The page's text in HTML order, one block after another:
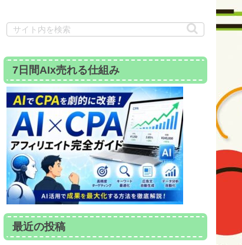
7日間AIx売れる仕組み
最近の投稿